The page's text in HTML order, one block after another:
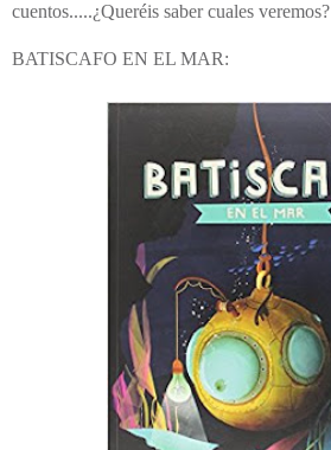
cuentos.....¿Queréis saber cuales veremos?
BATISCAFO EN EL MAR: